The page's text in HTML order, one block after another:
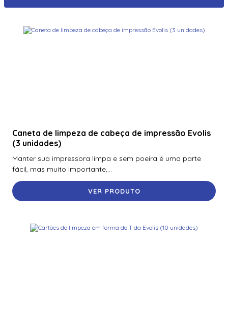
Caneta de limpeza de cabeça de impressão Evolis
(3 unidades)
Manter sua impressora limpa e sem poeira é uma parte
fácil, mas muito importante,...
VER PRODUTO